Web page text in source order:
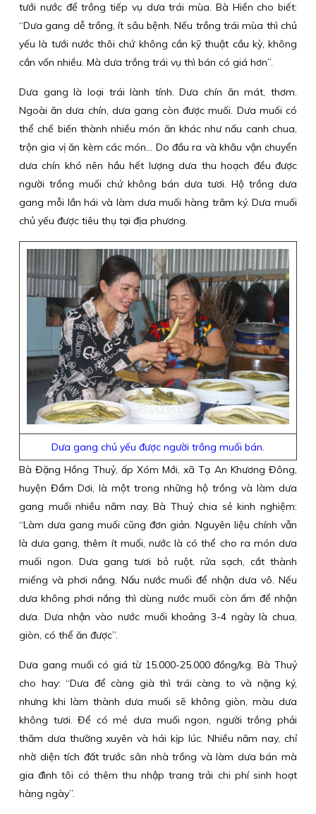
tưới nước để trồng tiếp vụ dưa trái mùa. Bà Hiền cho biết:
“Dưa gang dễ trồng, ít sâu bệnh. Nếu trồng trái mùa thì chủ
yếu là tưới nước thôi chứ không cần kỹ thuật cầu kỳ, không
cần vốn nhiều. Mà dưa trồng trái vụ thì bán có giá hơn”.
Dưa gang là loại trái lành tính. Dưa chín ăn mát, thơm.
Ngoài ăn dưa chín, dưa gang còn được muối. Dưa muối có
thể chế biến thành nhiều món ăn khác như nấu canh chua,
trộn gia vị ăn kèm các món… Do đầu ra và khâu vận chuyển
dưa chín khó nên hầu hết lượng dưa thu hoạch đều được
người trồng muối chứ không bán dưa tươi. Hộ trồng dưa
gang mỗi lần hái và làm dưa muối hàng trăm ký. Dưa muối
chủ yếu được tiêu thụ tại địa phương.
Dưa gang chủ yếu được người trồng muối bán.
Bà Đặng Hồng Thuỷ, ấp Xóm Mới, xã Tạ An Khương Đông,
huyện Đầm Dơi, là một trong những hộ trồng và làm dưa
gang muối nhiều năm nay. Bà Thuỷ chia sẻ kinh nghiệm:
“Làm dưa gang muối cũng đơn giản. Nguyên liệu chính vẫn
là dưa gang, thêm ít muối, nước là có thể cho ra món dưa
muối ngon. Dưa gang tươi bỏ ruột, rửa sạch, cắt thành
miếng và phơi nắng. Nấu nước muối để nhận dưa vô. Nếu
dưa không phơi nắng thì dùng nước muối còn ấm để nhận
dưa. Dưa nhận vào nước muối khoảng 3-4 ngày là chua,
giòn, có thể ăn được”.
Dưa gang muối có giá từ 15.000-25.000 đồng/kg. Bà Thuỷ
cho hay: “Dưa để càng già thì trái càng to và nặng ký,
nhưng khi làm thành dưa muối sẽ không giòn, màu dưa
không tươi. Để có mẻ dưa muối ngon, người trồng phải
thăm dưa thường xuyên và hái kịp lúc. Nhiều năm nay, chỉ
nhờ diện tích đất trước sân nhà trồng và làm dưa bán mà
gia đình tôi có thêm thu nhập trang trải chi phí sinh hoạt
hàng ngày”.